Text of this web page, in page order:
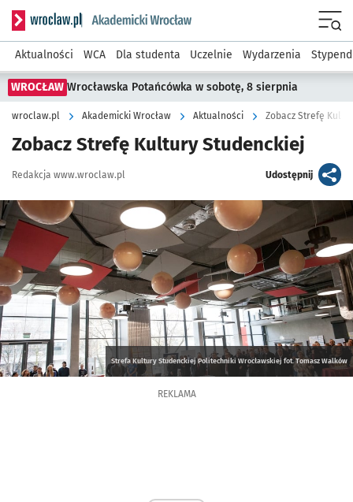
Serwis informacyjny wroclaw.pl podserwis: Akademicki
Aktualności WCA Dla studenta Uczelnie Wydarzenia
WROCŁAW Wrocławska Potańcówka w sobotę, 8 sierpnia
wroclaw.pl Akademicki Wrocław Aktualności Zobacz Strefę
Zobacz Strefę Kultury Studenckiej
Autor:
Redakcja www.wroclaw.pl Udostępnijartykuł
Kliknij, aby powiększyć
Strefa Kultury Studenckiej Politechniki Wrocławskiej fot. Tomasz Walków
REKLAMA